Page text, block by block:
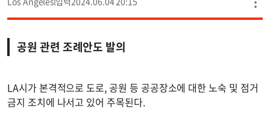
공원 관련 조례안도 발의
LA시가 본격적으로 도로, 공원 등 공공장소에 대한 노숙 및 점거
금지 조치에 나서고 있어 주목된다.